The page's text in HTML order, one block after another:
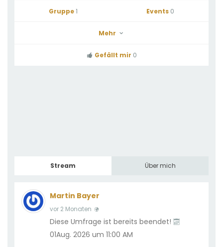
Gruppe1 Events 0
Mehr
Gefällt mir 0
Stream Über mich
Martin Bayer
vor 2 Monaten
Diese Umfrage ist bereits beendet!
01Aug. 2026 um 11:00 AM